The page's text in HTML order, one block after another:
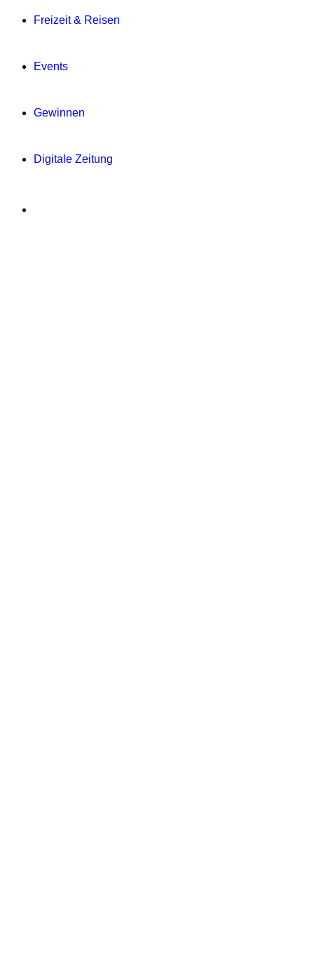
Freizeit & Reisen
Events
Gewinnen
Digitale Zeitung